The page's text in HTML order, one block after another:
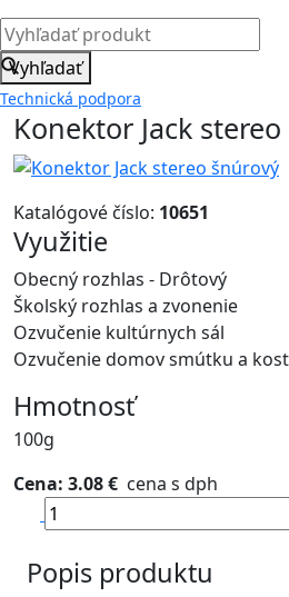
Vyhľadať
Technická podpora
Konektor Jack
Katalógové číslo: 10651
Využitie
Obecný rozhlas - Drôtový
Školský rozhlas a zvonenie
Ozvučenie kultúrnych sál
Ozvučenie domov smútku a
Hmotnosť
100g
Cena: 3.08 € cena s dph
Popis produktu